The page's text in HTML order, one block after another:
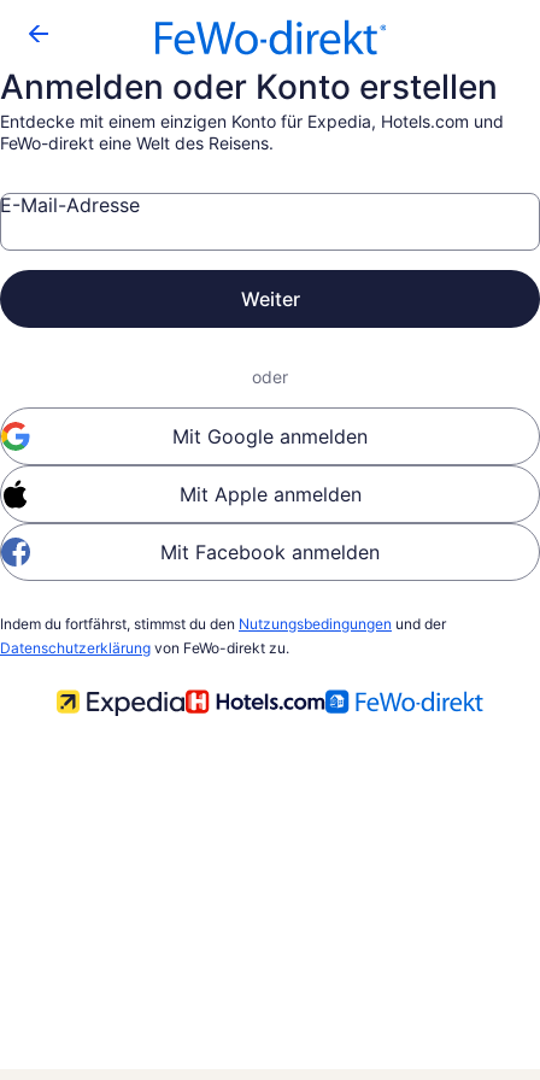
Anmelden oder Konto erstellen
Entdecke mit einem einzigen Konto für Expedia, Hotels.com und
FeWo-direkt eine Welt des Reisens.
E-Mail-Adresse
Weiter
oder
Mit Google anmelden
Mit Apple anmelden
Mit Facebook anmelden
Indem du fortfährst, stimmst du den Nutzungsbedingungen und der
Datenschutzerklärung von FeWo-direkt zu.